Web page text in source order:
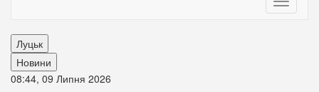
Toggle
Луцьк
Новини
08:44, 09 Липня 2026